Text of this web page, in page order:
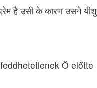
है उसी के कारण उसने यीशु
Ő előtte